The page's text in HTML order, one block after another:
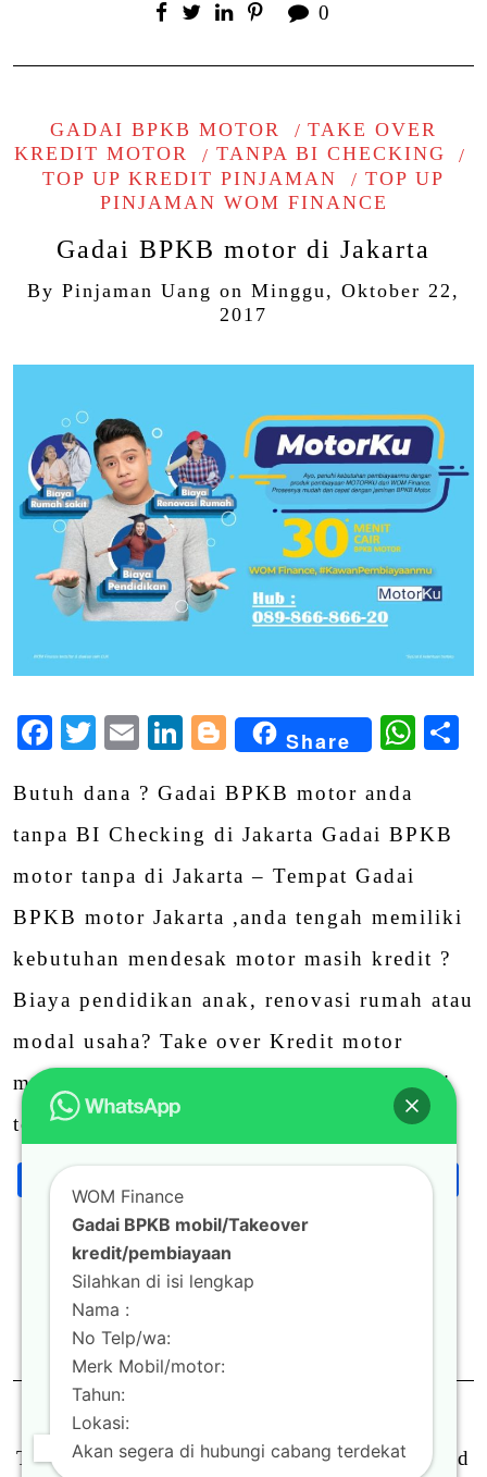
0
GADAI BPKB MOTOR
TAKE OVER
KREDIT MOTOR
TANPA BI CHECKING
TOP UP KREDIT PINJAMAN
TOP UP
PINJAMAN WOM FINANCE
Gadai BPKB motor di Jakarta
By Pinjaman Uang on Minggu, Oktober 22,
2017
Facebook
Twitter
EmailLinkedIn
Blogger
Share
Butuh dana ? Gadai BPKB motor anda
tanpa BI Checking di Jakarta Gadai BPKB
motor tanpa di Jakarta – Tempat Gadai
BPKB motor Jakarta ,anda tengah memiliki
kebutuhan mendesak motor masih kredit ?
Biaya pendidikan anak, renovasi rumah atau
modal usaha? Take over Kredit motor
melalui WOM Finance bisa menjadi solusi
terbaik dalam pemenuhan berbagai …
Facebook
Twitter
Continue Reading
Theme byScissor ThemesProudly powered
WOM Finance
Gadai BPKB mobil/Takeover
kredit/pembiayaan
Silahkan di isi lengkap
Nama :
No Telp/wa:
Merk Mobil/motor:
Tahun:
Lokasi:
Akan segera di hubungi cabang terdekat